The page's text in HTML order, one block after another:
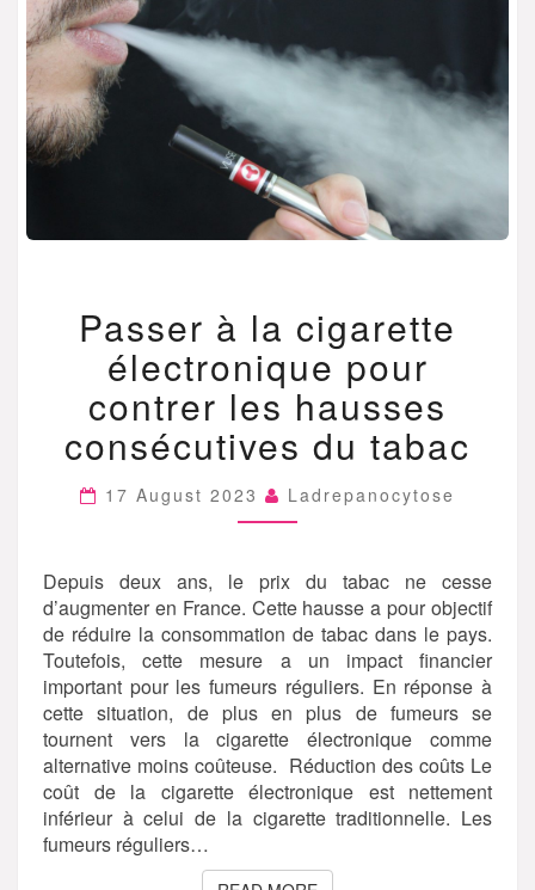
À
LA
CIGARETTE
ÉLECTRONIQUE
POUR
CONTRER
LES
HAUSSES
CONSÉCUTIVES
Passer à la cigarette
électronique pour
contrer les hausses
consécutives du tabac
17 August 2023 Ladrepanocytose
Depuis deux ans, le prix du tabac ne cesse
d’augmenter en France. Cette hausse a pour objectif
de réduire la consommation de tabac dans le pays.
Toutefois, cette mesure a un impact financier
important pour les fumeurs réguliers. En réponse à
cette situation, de plus en plus de fumeurs se
tournent vers la cigarette électronique comme
alternative moins coûteuse. Réduction des coûts Le
coût de la cigarette électronique est nettement
inférieur à celui de la cigarette traditionnelle. Les
fumeurs réguliers…